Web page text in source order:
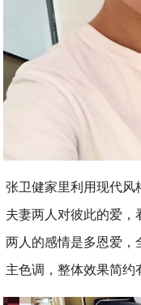
张卫健家里利用现代风
夫妻两人对彼此的爱，
两人的感情是多恩爱，
主色调，整体效果简约